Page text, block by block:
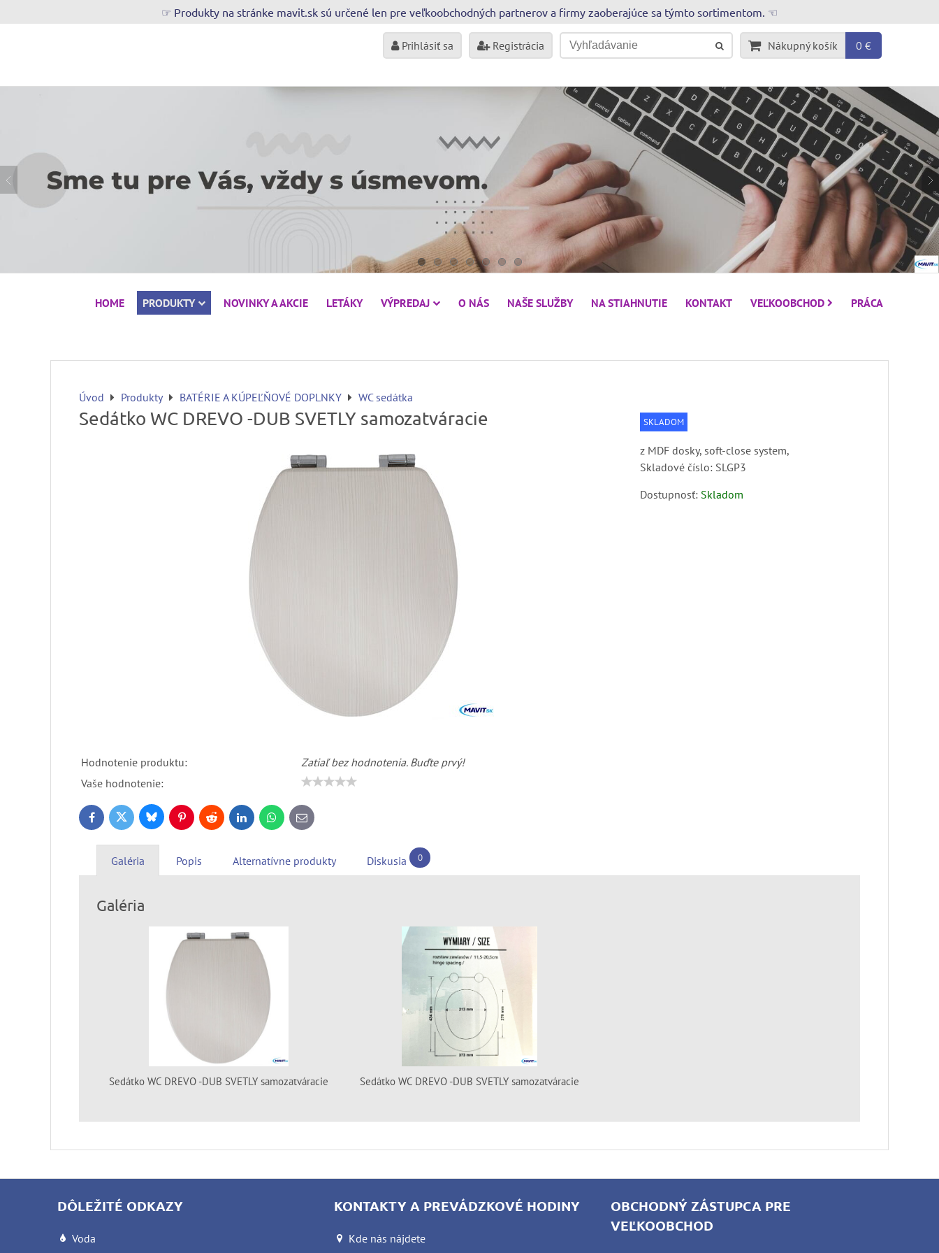
☞ Produkty na stránke mavit.sk sú určené len pre veľkoobchodných partnerov a firmy zaoberajúce sa týmto sortimentom. ☜
Prihlásiť sa Registrácia Nákupný košík 0 €
HOME PRODUKTY NOVINKY A AKCIE LETÁKY VÝPREDAJ O NÁS NAŠE SLUŽBY NA STIAHNUTIE KONTAKT VEĽKOOBCHOD PRÁCA
Úvod Produkty BATÉRIE A KÚPEĽŇOVÉ DOPLNKY WC sedátka
Sedátko WC DREVO -DUB SVETLY samozatváracie
Hodnotenie produktu:
Zatiaľ bez hodnotenia. Buďte prvý!
Vaše hodnotenie:
SKLADOM
z MDF dosky, soft-close system,
Skladové číslo: SLGP3
Dostupnosť: Skladom
FacebookTwitter BlueskyPinterestReddit LinkedInWhatsApp
E-
mail
Galéria Popis Alternatívne produkty Diskusia 0
Galéria
Sedátko WC DREVO -DUB SVETLY samozatváracie Sedátko WC DREVO -DUB SVETLY samozatváracie
DÔLEŽITÉ ODKAZY
Voda
KONTAKTY A PREVÁDZKOVÉ HODINY
Kde nás nájdete
OBCHODNÝ ZÁSTUPCA PRE
VEĽKOOBCHOD